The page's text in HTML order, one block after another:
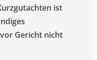
ist
Gericht nicht